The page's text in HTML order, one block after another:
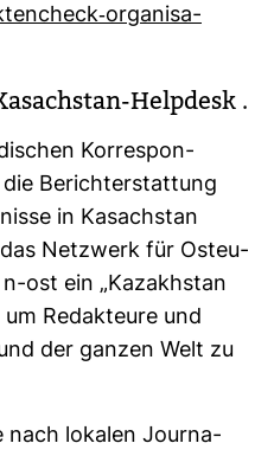
​orga­ni­sa­
​Helpdesk .
Kor­re­spon­
Bericht­erstat­tung
in Kasach­stan
Netz­werk für Ost­eu­
ost ein „Kazakhstan
Redak­teure und
der ganzen Welt zu
nach lokalen Jour­na­